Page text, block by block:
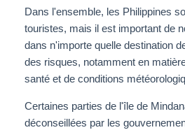
Dans l'ensemble, les Philippines
touristes, mais il est important de
dans n'importe quelle destination
des risques, notamment en
santé et de conditions
Certaines parties de l'île de
déconseillées par les